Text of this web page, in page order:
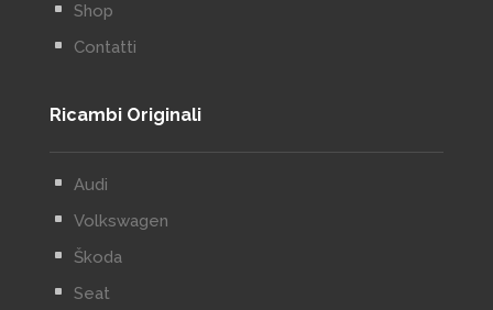
^ Shop
^ Contatti
Ricambi Originali
^ Audi
^ Volkswagen
^ Škoda
^ Seat